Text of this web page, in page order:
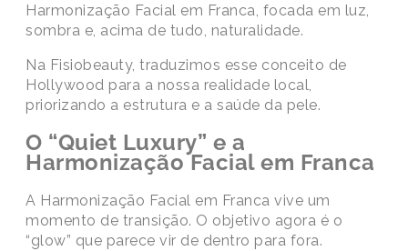
Harmonização Facial em Franca , focada em luz,
sombra e, acima de tudo, naturalidade.
Na Fisiobeauty, traduzimos esse conceito de
Hollywood para a nossa realidade local,
priorizando a estrutura e a saúde da pele.
O “Quiet Luxury” e a
Harmonização Facial em Franca
A Harmonização Facial em Franca vive um
momento de transição. O objetivo agora é o
“glow” que parece vir de dentro para fora.